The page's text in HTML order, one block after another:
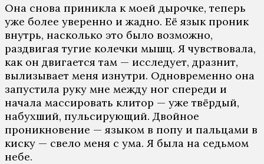
Она снова приникла к моей дырочке, теперь
уже более уверенно и жадно. Её язык проник
внутрь, насколько это было возможно,
раздвигая тугие колечки мышц. Я чувствовала,
как он двигается там — исследует, дразнит,
вылизывает меня изнутри. Одновременно она
запустила руку мне между ног спереди и
начала массировать клитор — уже твёрдый,
набухший, пульсирующий. Двойное
проникновение — языком в попу и пальцами в
киску — свело меня с ума. Я была на седьмом
небе.